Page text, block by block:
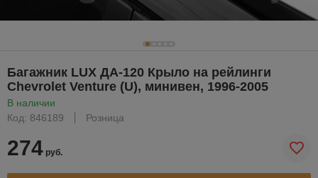
Багажник LUX ДА-120 Крыло на рейлинги
Chevrolet Venture (U), минивен, 1996-2005
В наличии
Код: 846189
Розница
274 руб.